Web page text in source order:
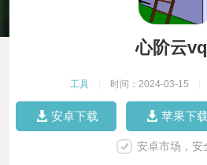
心阶云
工具 时间：2024-03-15
安卓下载 苹果下载
安卓市场，安